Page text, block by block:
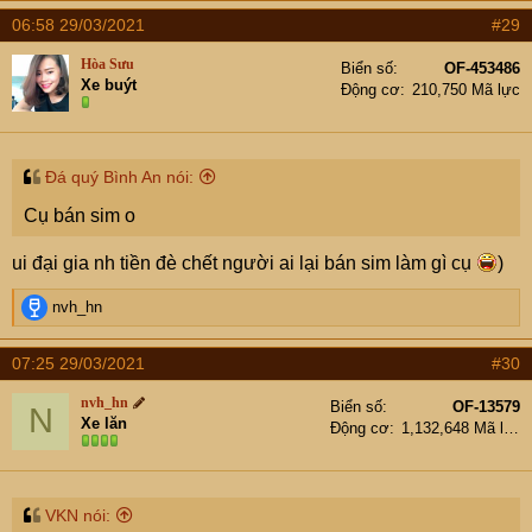
a
c
t
i
o
n
s
06:58 29/03/2021 #29
Hòa Sưu
Xe buýt
Biển số
OF-453486
Động cơ
210,750 Mã lực
Đá quý Bình An nói:
Cụ bán sim o
ui đại gia nh tiền đè chết người ai lại bán sim làm gì cụ )
R
e
a
c
s
nvh_hn
07:25 29/03/2021 #30
N nvh_hn
Xe lăn
Biển số
OF-13579
Động cơ
VKN nói: